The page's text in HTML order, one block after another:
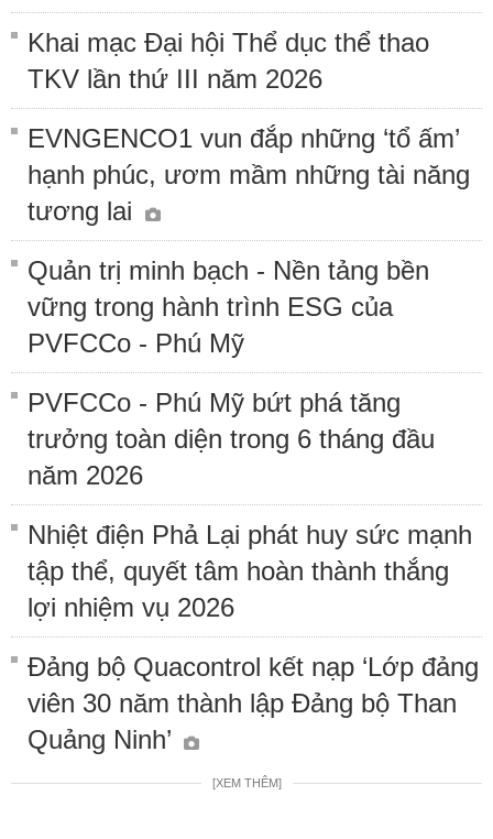
Khai mạc Đại hội Thể dục thể thao
TKV lần thứ III năm 2026
EVNGENCO1 vun đắp những ‘tổ ấm’
hạnh phúc, ươm mầm những tài năng
tương lai
Quản trị minh bạch - Nền tảng bền
vững trong hành trình ESG của
PVFCCo - Phú Mỹ
PVFCCo - Phú Mỹ bứt phá tăng
trưởng toàn diện trong 6 tháng đầu
năm 2026
Nhiệt điện Phả Lại phát huy sức mạnh
tập thể, quyết tâm hoàn thành thắng
lợi nhiệm vụ 2026
Đảng bộ Quacontrol kết nạp ‘Lớp đảng
viên 30 năm thành lập Đảng bộ Than
Quảng Ninh’
[XEM THÊM]